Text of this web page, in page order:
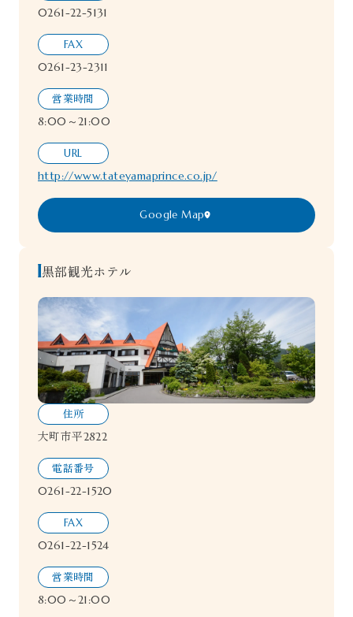
Google Map
0261-22-5131
FAX
0261-23-2311
営業時間
8:00～21:00
URL
http://www.tateyamaprince.co.jp/
黒部観光ホテル
住所
大町市平2822
電話番号
0261-22-1520
FAX
0261-22-1524
営業時間
8:00～21:00